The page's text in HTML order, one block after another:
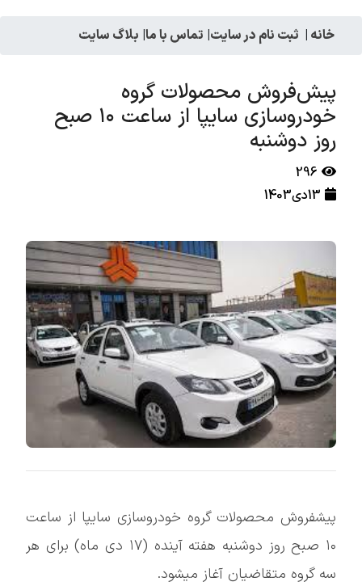
خانه | ثبت نام در سایت| تماس با ما| بلاگ سایت
پیش‌فروش محصولات گروه
خودروسازی سایپا از ساعت ۱۰ صبح
روز دوشنبه
296
13دی1403
پیشفروش محصولات گروه خودروسازی سایپا از ساعت
۱۰ صبح روز دوشنبه هفته آینده (١٧ دی ماه) برای هر
سه گروه متقاضیان آغاز میشود.